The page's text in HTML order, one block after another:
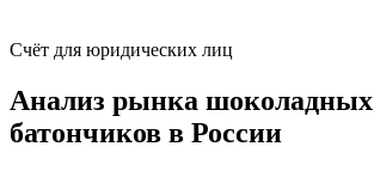
Счёт для юридических лиц
Анализ рынка шоколадных
батончиков в России